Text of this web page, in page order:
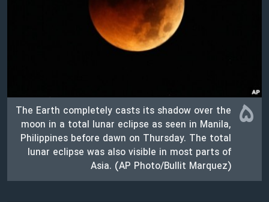
۵
The Earth completely casts its shadow over the
moon in a total lunar eclipse as seen in Manila,
Philippines before dawn on Thursday. The total
lunar eclipse was also visible in most parts of
Asia. (AP Photo/Bullit Marquez)